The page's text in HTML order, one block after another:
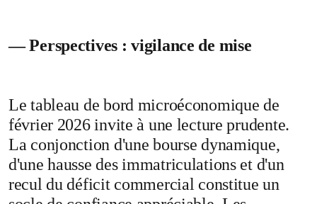
— Perspectives : vigilance de mise
Le tableau de bord microéconomique de
février 2026 invite à une lecture prudente.
La conjonction d'une bourse dynamique,
d'une hausse des immatriculations et d'un
recul du déficit commercial constitue un